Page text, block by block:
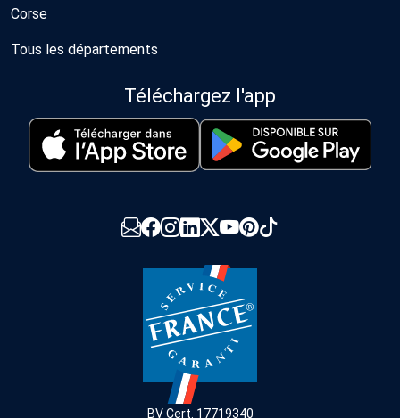
Corse
Tous les départements
Téléchargez l'app
BV Cert. 17719340